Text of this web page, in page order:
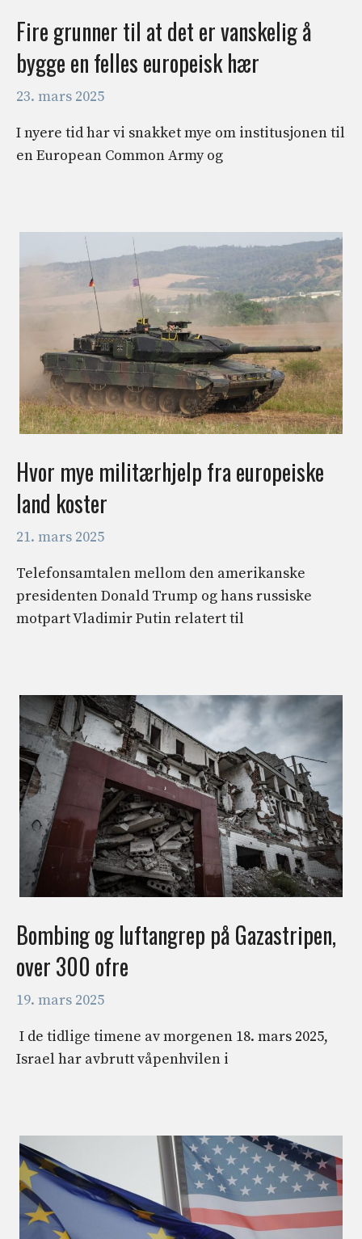
Fire grunner til at det er vanskelig å
bygge en felles europeisk hær
23. mars 2025
I nyere tid har vi snakket mye om institusjonen til
en European Common Army og
Hvor mye militærhjelp fra europeiske
land koster
21. mars 2025
Telefonsamtalen mellom den amerikanske
presidenten Donald Trump og hans russiske
motpart Vladimir Putin relatert til
Bombing og luftangrep på Gazastripen,
over 300 ofre
19. mars 2025
​ I de tidlige timene av morgenen 18. mars 2025,
Israel har avbrutt våpenhvilen i